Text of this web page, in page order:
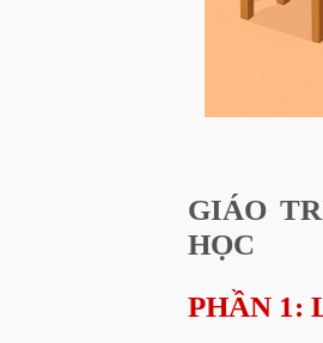
GIÁO
HỌC
PHẦN 1: